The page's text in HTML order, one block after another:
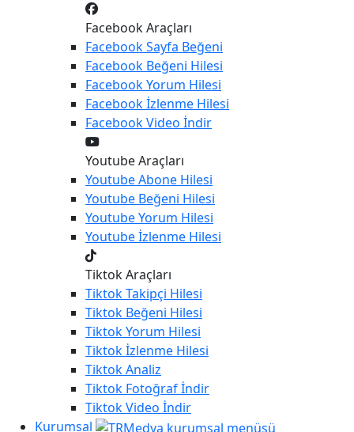
Facebook Araçları
FacebookSayfa Beğeni
Facebook Beğeni Hilesi
FacebookYorum Hilesi
Facebookİzlenme Hilesi
FacebookVideo İndir
Youtube Araçları
YoutubeAbone Hilesi
Youtube Beğeni Hilesi
YoutubeYorum Hilesi
Youtubeİzlenme Hilesi
Tiktok Araçları
TiktokTakipçi Hilesi
Tiktok Beğeni Hilesi
TiktokYorum Hilesi
Tiktokİzlenme Hilesi
TiktokAnaliz
Tiktok Fotoğraf İndir
TiktokVideo İndir
Kurumsal